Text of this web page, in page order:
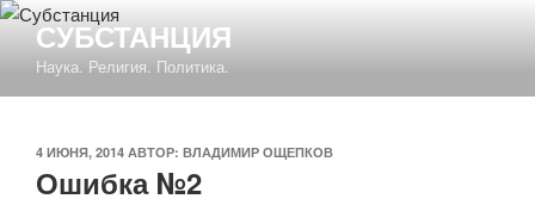
Перейти
содержимому
СУБСТАНЦИЯ
Наука. Религия. Политика.
ОПУБЛИКОВАНО
4 ИЮНЯ, 2014 АВТОР: ВЛАДИМИР ОЩЕПКОВ
Ошибка №2